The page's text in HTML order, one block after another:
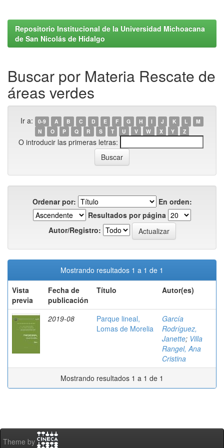
Repositorio Institucional de la Universidad Michoacana
de San Nicolás de Hidalgo
Buscar por Materia Rescate de
áreas verdes
Ir a: 0-9 A B C D E F G H I J K L
M
N
O P Q R S T U V W X Y Z
O introducir las primeras letras:
Ordenar por:
En orden:
Resultados por página
Autor/Registro:
Mostrando resultados 1 a 1 de 1
Vista
previa
Fecha de
publicación
Título Autor(es)
2019-08
Parque lineal,
Lomas de Morelia
García
Rodríguez,
Janette; Villa
Rangel, Ana
Cristina
Mostrando resultados 1 a 1 de 1
Theme by